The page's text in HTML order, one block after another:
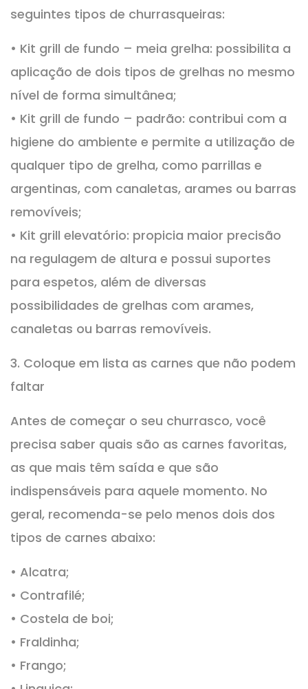
seguintes tipos de churrasqueiras:
• Kit grill de fundo – meia grelha: possibilita a
aplicação de dois tipos de grelhas no mesmo
nível de forma simultânea;
• Kit grill de fundo – padrão: contribui com a
higiene do ambiente e permite a utilização de
qualquer tipo de grelha, como parrillas e
argentinas, com canaletas, arames ou barras
removíveis;
• Kit grill elevatório: propicia maior precisão
na regulagem de altura e possui suportes
para espetos, além de diversas
possibilidades de grelhas com arames,
canaletas ou barras removíveis.
3. Coloque em lista as carnes que não podem
faltar
Antes de começar o seu churrasco, você
precisa saber quais são as carnes favoritas,
as que mais têm saída e que são
indispensáveis para aquele momento. No
geral, recomenda-se pelo menos dois dos
tipos de carnes abaixo:
• Alcatra;
• Contrafilé;
• Costela de boi;
• Fraldinha;
• Frango;